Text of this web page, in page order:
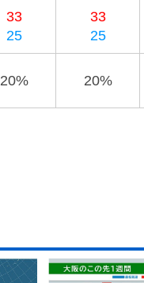
33
25
33
25
20% 20%